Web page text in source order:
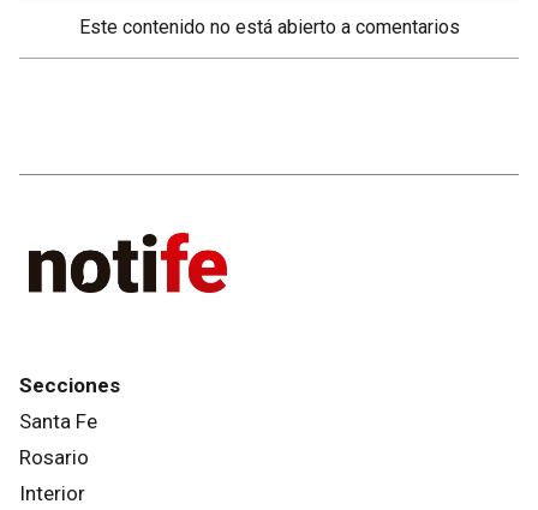
Este contenido no está abierto a comentarios
Secciones
Santa Fe
Rosario
Interior